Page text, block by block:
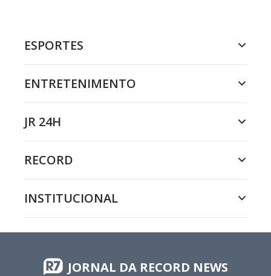
ESPORTES
ENTRETENIMENTO
JR 24H
RECORD
INSTITUCIONAL
JORNAL DA RECORD NEWS